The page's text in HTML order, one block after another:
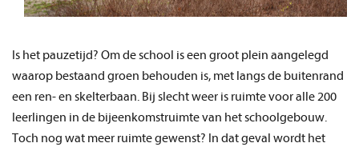
Is het pauzetijd? Om de school is een groot plein aangelegd
waarop bestaand groen behouden is, met langs de buitenrand
een ren- en skelterbaan. Bij slecht weer is ruimte voor alle 200
leerlingen in de bijeenkomstruimte van het schoolgebouw.
Toch nog wat meer ruimte gewenst? In dat geval wordt het